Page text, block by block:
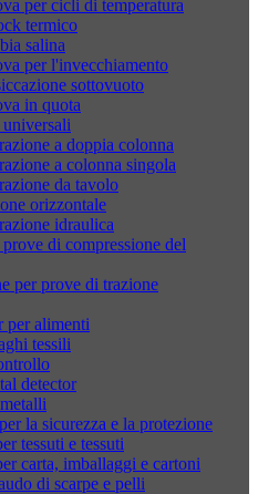
per cicli di temperatura
termico
salina
per l'invecchiamento
sottovuoto
in quota
a doppia colonna
a colonna singola
da tavolo
orizzontale
idraulica
di compressione del
per prove di trazione
per alimenti
tessili
detector
la sicurezza e la protezione
tessuti e tessuti
carta, imballaggi e cartoni
di scarpe e pelli